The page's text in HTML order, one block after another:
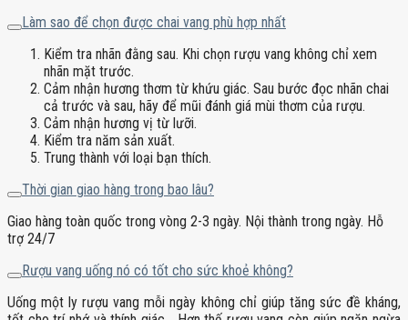
Làm sao để chọn được chai vang phù hợp nhất
Kiểm tra nhãn đằng sau. Khi chọn rượu vang không chỉ xem
nhãn mặt trước.
Cảm nhận hương thơm từ khứu giác. Sau bước đọc nhãn chai
cả trước và sau, hãy để mũi đánh giá mùi thơm của rượu.
Cảm nhận hương vị từ lưỡi.
Kiểm tra năm sản xuất.
Trung thành với loại bạn thích.
Thời gian giao hàng trong bao lâu?
Giao hàng toàn quốc trong vòng 2-3 ngày. Nội thành trong ngày. Hỗ
trợ 24/7
Rượu vang uống nó có tốt cho sức khoẻ không?
Uống một ly rượu vang mỗi ngày không chỉ giúp tăng sức đề kháng,